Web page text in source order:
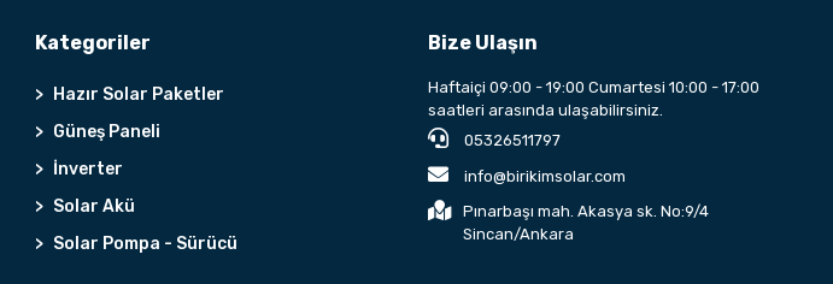
Kategoriler
Hazır Solar Paketler
Güneş Paneli
İnverter
Solar Akü
Solar Pompa - Sürücü
Bize Ulaşın
Haftaiçi 09:00 - 19:00 Cumartesi 10:00 - 17:00
saatleri arasında ulaşabilirsiniz.
05326511797
info@birikimsolar.com
Pınarbaşı mah. Akasya sk. No:9/4
Sincan/Ankara